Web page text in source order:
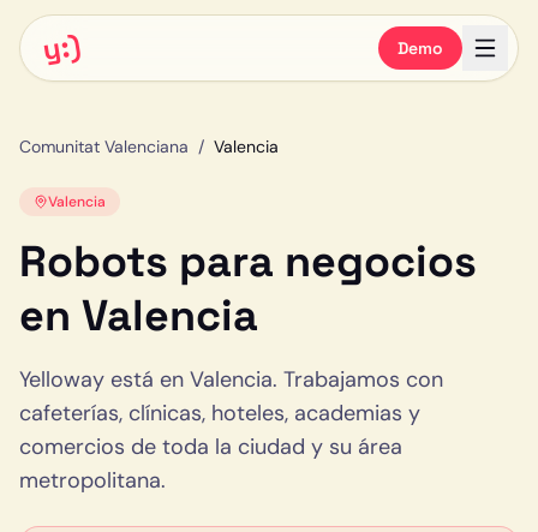
y:) Demo
Comunitat Valenciana / Valencia
Valencia
Robots para negocios
en Valencia
Yelloway está en Valencia. Trabajamos con
cafeterías, clínicas, hoteles, academias y
comercios de toda la ciudad y su área
metropolitana.